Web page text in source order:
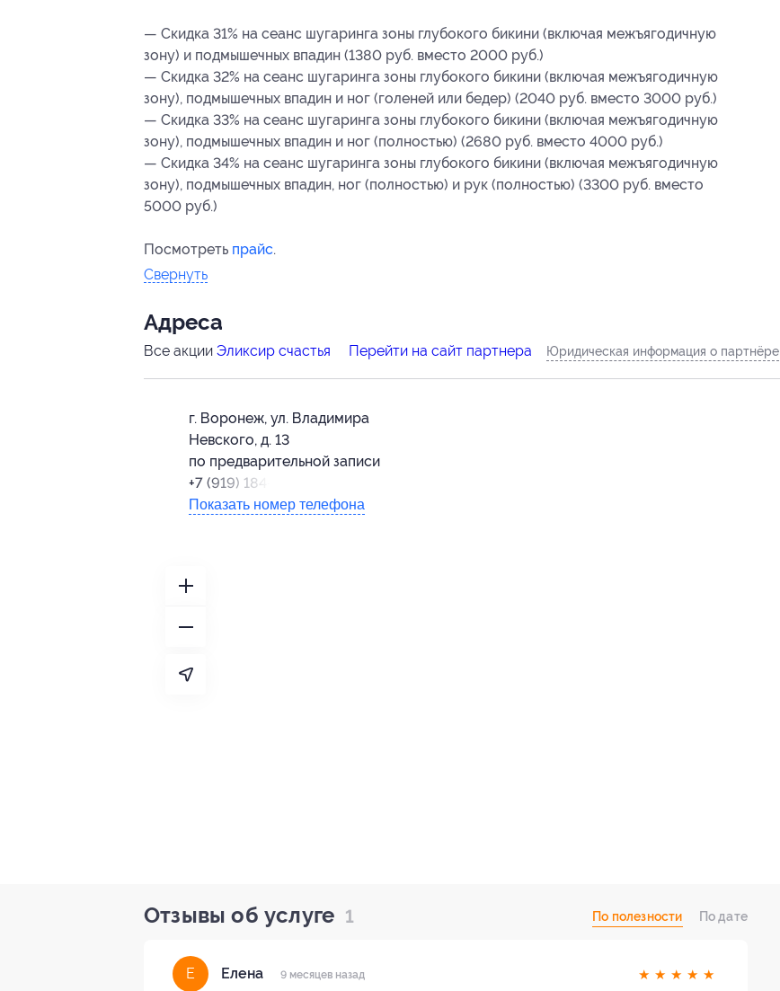
— Скидка 31% на сеанс шугаринга зоны глубокого бикини (включая межъягодичную
зону) и подмышечных впадин (1380 руб. вместо 2000 руб.)
— Скидка 32% на сеанс шугаринга зоны глубокого бикини (включая межъягодичную
зону), подмышечных впадин и ног (голеней или бедер) (2040 руб. вместо 3000 руб.)
— Скидка 33% на сеанс шугаринга зоны глубокого бикини (включая межъягодичную
зону), подмышечных впадин и ног (полностью) (2680 руб. вместо 4000 руб.)
— Скидка 34% на сеанс шугаринга зоны глубокого бикини (включая межъягодичную
зону), подмышечных впадин, ног (полностью) и рук (полностью) (3300 руб. вместо
5000 руб.)
Посмотреть прайс.
Свернуть
Адресa
Все акции Эликсир счастья Перейти на сайт партнера Юридическая информация о партнёре
г. Воронеж, ул. Владимира
Невского, д. 13
по предварительной записи
+7 (919) 184-61-60
Показать номер телефона
Отзывы об услуге 1 По полезности По дате
Е Елена 9 месяцев назад ★ ★ ★ ★ ★